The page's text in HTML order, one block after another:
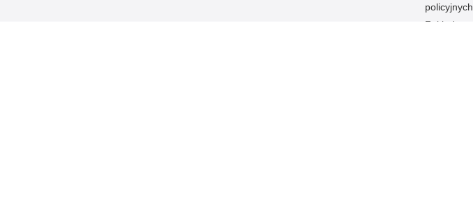
policyjnych
Zakładowy